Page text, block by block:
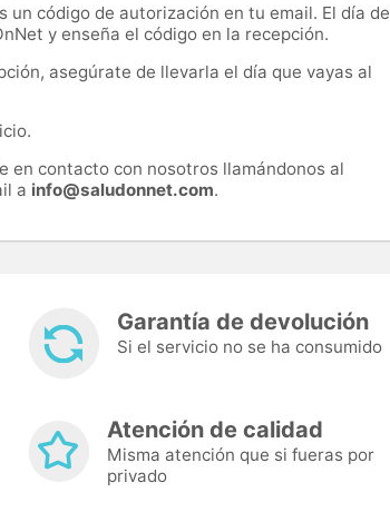
código de autorización en tu email. El día de
y enseña el código en la recepción.
asegúrate de llevarla el día que vayas al
en contacto con nosotros llamándonos al
a info@saludonnet.com.
Garantía de devolución
Si el servicio no se ha consumido
Atención de calidad
Misma atención que si fueras por
privado